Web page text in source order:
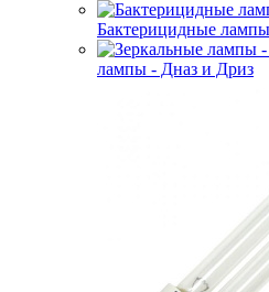
Бактерицидные
лампы - Дназ и Дриз